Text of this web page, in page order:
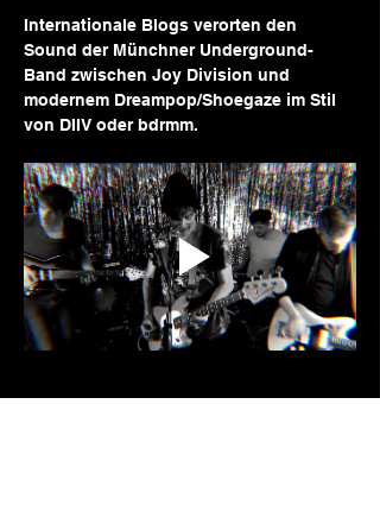
Internationale Blogs verorten den
Sound der Münchner Underground-
Band zwischen Joy Division und
modernem Dreampop/Shoegaze im Stil
von DIIV oder bdrmm.